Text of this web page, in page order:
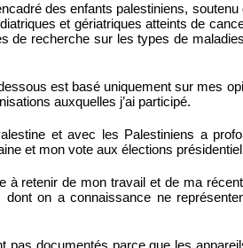
des enfants palestiniens,
et gériatriques atteints de
de recherche sur les types de
est basé uniquement sur mes
auxquelles j’ai participé.
et avec les Palestiniens a
et mon vote aux élections
à retenir de mon travail et de ma
dont on a connaissance ne
pas documentés parce que les